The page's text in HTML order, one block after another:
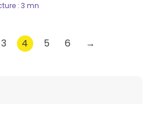
: 3 mn
3 4 5 6 →